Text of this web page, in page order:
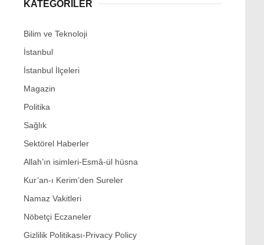
KATEGORİLER
Bilim ve Teknoloji
İstanbul
İstanbul İlçeleri
Magazin
Politika
Sağlık
Sektörel Haberler
Allah’ın isimleri-Esmâ-ül hüsna
Kur’an-ı Kerim’den Sureler
Namaz Vakitleri
Nöbetçi Eczaneler
Gizlilik Politikası-Privacy Policy